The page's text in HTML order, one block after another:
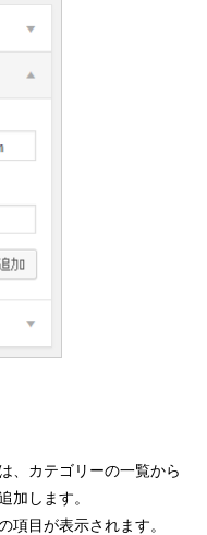
、カテゴリーの一覧から
加します。
項目が表示されます。